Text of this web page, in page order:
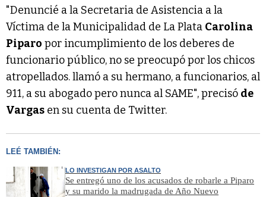
"Denuncié a la Secretaria de Asistencia a la
Víctima de la Municipalidad de La Plata Carolina
Piparo por incumplimiento de los deberes de
funcionario público, no se preocupó por los chicos
atropellados. llamó a su hermano, a funcionarios, al
911, a su abogado pero nunca al SAME", precisó de
Vargas en su cuenta de Twitter.
LEÉ TAMBIÉN:
LO INVESTIGAN POR ASALTO
Se entregó uno de los acusados de robarle a Piparo
y su marido la madrugada de Año Nuevo